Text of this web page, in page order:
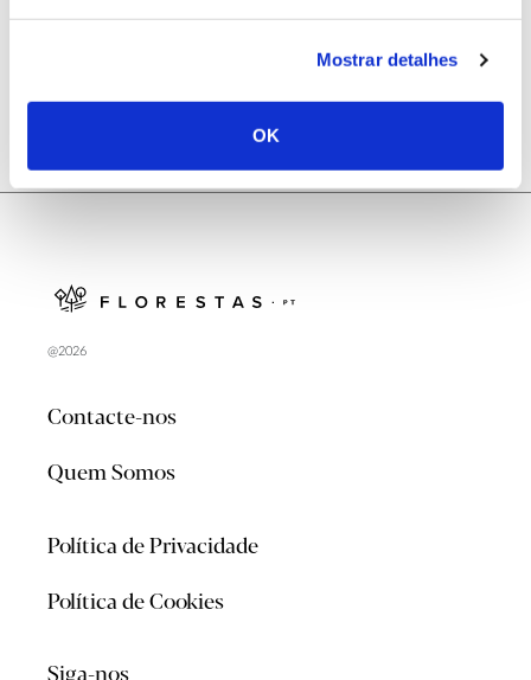
Mostrar detalhes
OK
@2026
Contacte-nos
Quem Somos
Política de Privacidade
Política de Cookies
Siga-nos